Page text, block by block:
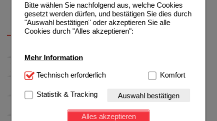
Bitte wählen Sie nachfolgend aus, welche Cookies
gesetzt werden dürfen, und bestätigen Sie dies durch
"Auswahl bestätigen" oder akzeptieren Sie alle
Cookies durch "Alles akzeptieren":
Mehr Information
Technisch Notwendig:Hierbei handelt es sich um
Website notwendig sind (z.B. Navigation, Warenkorb,
Kundenkonto), weshalb auf diese nicht verzichtet
werden kann.
Technisch erforderlich Komfort
Statistik & Tracking Auswahl bestätigen
Alles akzeptieren